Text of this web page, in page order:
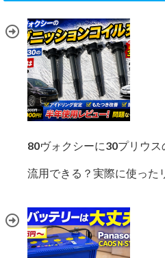
80ヴォクシーに30プリウ
流用できる？実際に使った